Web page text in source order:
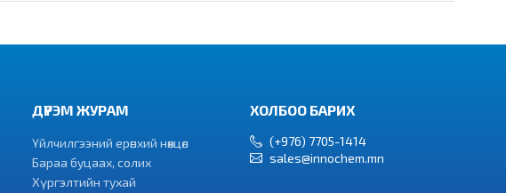
ДҮРЭМ ЖУРАМ
Үйлчилгээний ерөнхий нөхцөл
Бараа буцаах, солих
Хүргэлтийн тухай
ХОЛБОО БАРИХ
(+976) 7705-1414
sales@innochem.mn